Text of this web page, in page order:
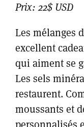
Prix: 22$ USD
Les mélanges
excellent
qui aiment se
Les sels
restaurent.
moussants et